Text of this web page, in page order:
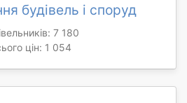
будівель і споруд
7 180
цін: 1 054